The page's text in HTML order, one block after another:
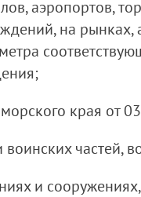
аэропортов,
на рынках,
края от
частей,
и